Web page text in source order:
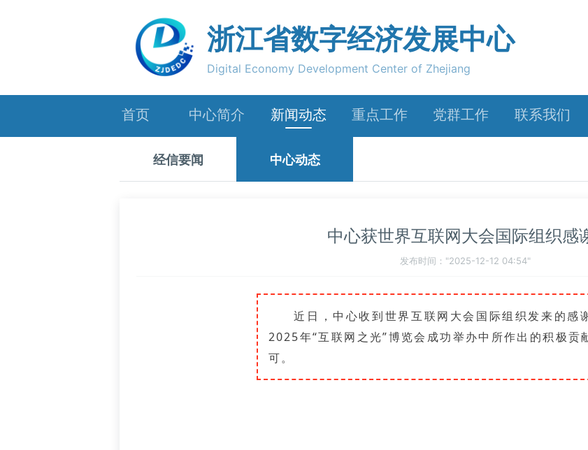
浙江省数字经济发展中心
Digital Economy Development Center of Zhejiang
首页 中心简介
机构职能
新闻动态
经信要闻
重点工作
互联网之光博览会
产业数据价值化
网络安全
党群工作 联系我们
中心动态
经信要闻
中心获世界互联网大会国际组织感
发布时间："2025-12-12 04:54"
近日，中心收到世界互联网大会国际组织发来的感
2025年“互联网之光”博览会成功举办中所作出的积极贡
可。